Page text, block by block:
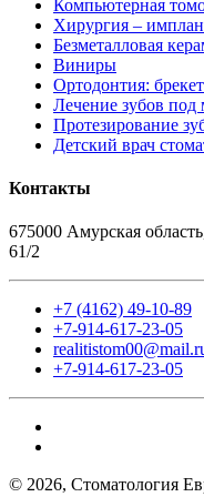
Компьютерная
Хирургия –
Безметалловая
Виниры
Ортодонтия:
Лечение зубов
Протезирование
Детский врач
Контакты
675000 Амурская
61/2
+7 (4162) 49-10-89
+7-914-617-23-05
+7-914-617-23-05
© 2026, Стоматология